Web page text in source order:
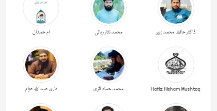
ڈاکٹر حافظ محمد زبیر محمد نثار ربانی ام حمدان
Hafiz Hisham Mushtaq محمد حماد اثری قاری عبد اللہ عزام